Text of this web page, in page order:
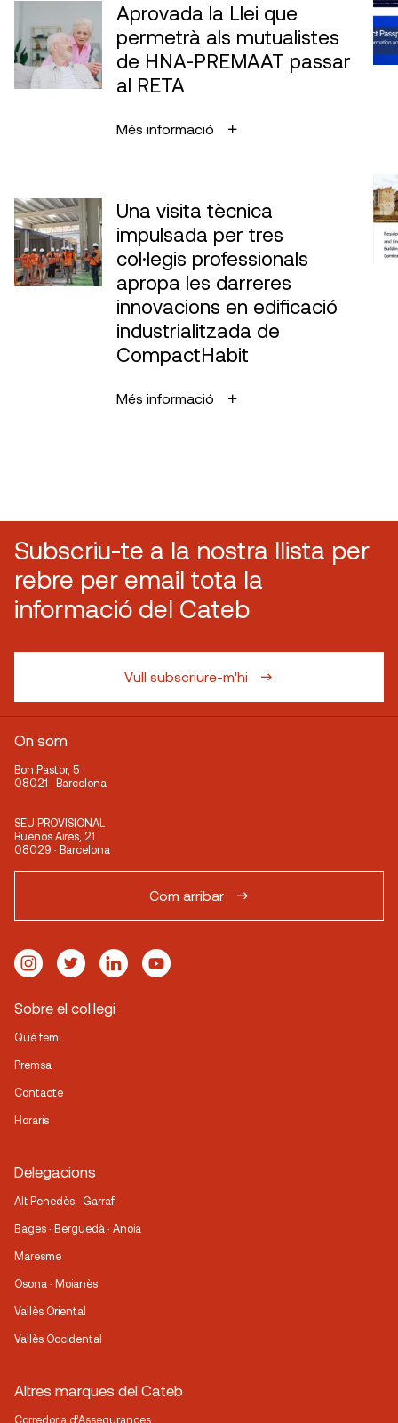
Aprovada la Llei que
permetrà als mutualistes
de HNA-PREMAAT passar
al RETA
Més informació
Una visita tècnica
impulsada per tres
col·legis professionals
apropa les darreres
innovacions en edificació
industrialitzada de
CompactHabit
Més informació
Subscriu-te a la nostra llista per
rebre per email tota la
informació del Cateb
Vull subscriure-m'hi
On som
Bon Pastor, 5
08021 · Barcelona
SEU PROVISIONAL
Buenos Aires, 21
08029 · Barcelona
Com arribar
Sobre el col·legi
Què fem
Premsa
Contacte
Horaris
Delegacions
Alt Penedès · Garraf
Bages · Berguedà · Anoia
Maresme
Osona · Moianès
Vallès Oriental
Vallès Occidental
Altres marques del Cateb
Corredoria d’Assegurances